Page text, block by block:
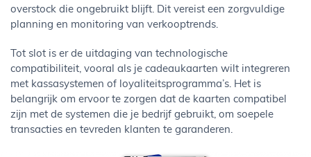
overstock die ongebruikt blijft. Dit vereist een zorgvuldige
planning en monitoring van verkooptrends.
Tot slot is er de uitdaging van technologische
compatibiliteit, vooral als je cadeaukaarten wilt integreren
met kassasystemen of loyaliteitsprogramma’s. Het is
belangrijk om ervoor te zorgen dat de kaarten compatibel
zijn met de systemen die je bedrijf gebruikt, om soepele
transacties en tevreden klanten te garanderen.